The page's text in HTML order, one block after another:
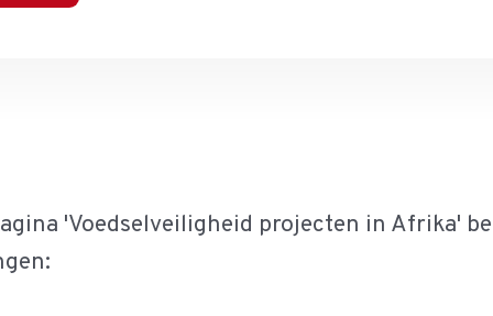
'Voedselveiligheid projecten in Afrika'